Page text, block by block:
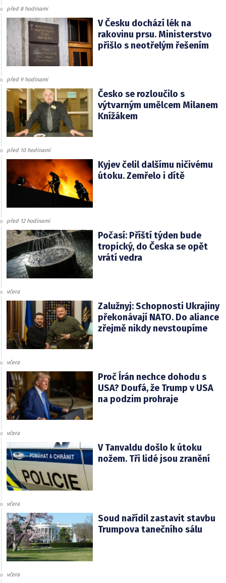
před 8 hodinami
V Česku dochází lék na
rakovinu prsu. Ministerstvo
přišlo s neotřelým řešením
před 9 hodinami
Česko se rozloučilo s
výtvarným umělcem Milanem
Knížákem
před 10 hodinami
Kyjev čelil dalšímu ničivému
útoku. Zemřelo i dítě
před 12 hodinami
Počasí: Příští týden bude
tropický, do Česka se opět
vrátí vedra
včera
Zalužnyj: Schopnosti Ukrajiny
překonávají NATO. Do aliance
zřejmě nikdy nevstoupíme
včera
Proč Írán nechce dohodu s
USA? Doufá, že Trump v USA
na podzim prohraje
včera
V Tanvaldu došlo k útoku
nožem. Tři lidé jsou zranění
včera
Soud nařídil zastavit stavbu
Trumpova tanečního sálu
včera